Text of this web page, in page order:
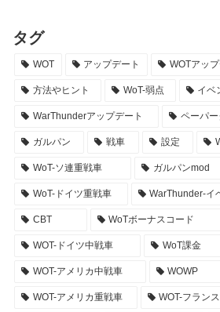
タグ
WOT アップデート WOTアッ
方法やヒント WoT-弱点 イベ
WarThunderアップデート ペーパー
ガルパン 戦車 設定
WoT-ソ連重戦車 ガルパンmod
WoT-ドイツ重戦車 WarThunder-イ
CBT WoTボーナスコード
WOT-ドイツ中戦車 WoT課金
WOT-アメリカ中戦車 WOWP
WOT-アメリカ重戦車 WOT-フラン